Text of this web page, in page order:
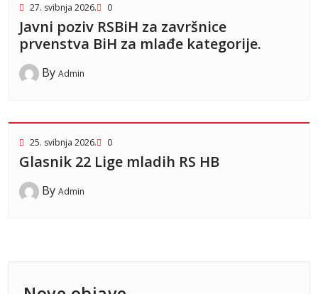
27. svibnja 2026. 0
Javni poziv RSBiH za završnice
prvenstva BiH za mlađe kategorije.
By Admin
25. svibnja 2026. 0
Glasnik 22 Lige mladih RS HB
By Admin